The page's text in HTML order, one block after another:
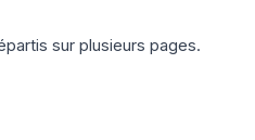
sur plusieurs pages.